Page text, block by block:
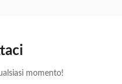
momento!